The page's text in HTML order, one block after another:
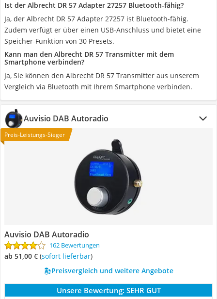
Ist der Albrecht DR 57 Adapter 27257 Bluetooth-fähig?
Ja, der Albrecht DR 57 Adapter 27257 ist Bluetooth-fähig.
Zudem verfügt er über einen USB-Anschluss und bietet eine
Speicher-Funktion von 30 Presets.
Kann man den Albrecht DR 57 Transmitter mit dem
Smartphone verbinden?
Ja, Sie können den Albrecht DR 57 Transmitter aus unserem
Vergleich via Bluetooth mit Ihrem Smartphone verbinden.
Auvisio DAB Autoradio
Preis-Leistungs-Sieger
Auvisio DAB Autoradio
162 Bewertungen
ab 51,00 € ( Sofort lieferbar)
Preisvergleich und weitere Angebote
Unsere Bewertung: SEHR GUT